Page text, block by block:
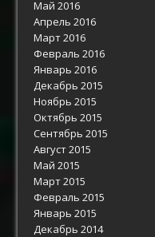
Май 2016
Апрель 2016
Март 2016
Февраль 2016
Январь 2016
Декабрь 2015
Ноябрь 2015
Октябрь 2015
Сентябрь 2015
Август 2015
Май 2015
Март 2015
Февраль 2015
Январь 2015
Декабрь 2014